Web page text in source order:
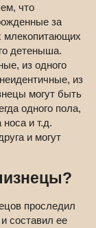
что
за
млекопитающих
детеныша.
из одного
из
могут быть
одного пола,
и т.д.
и могут
проследил
составил ее